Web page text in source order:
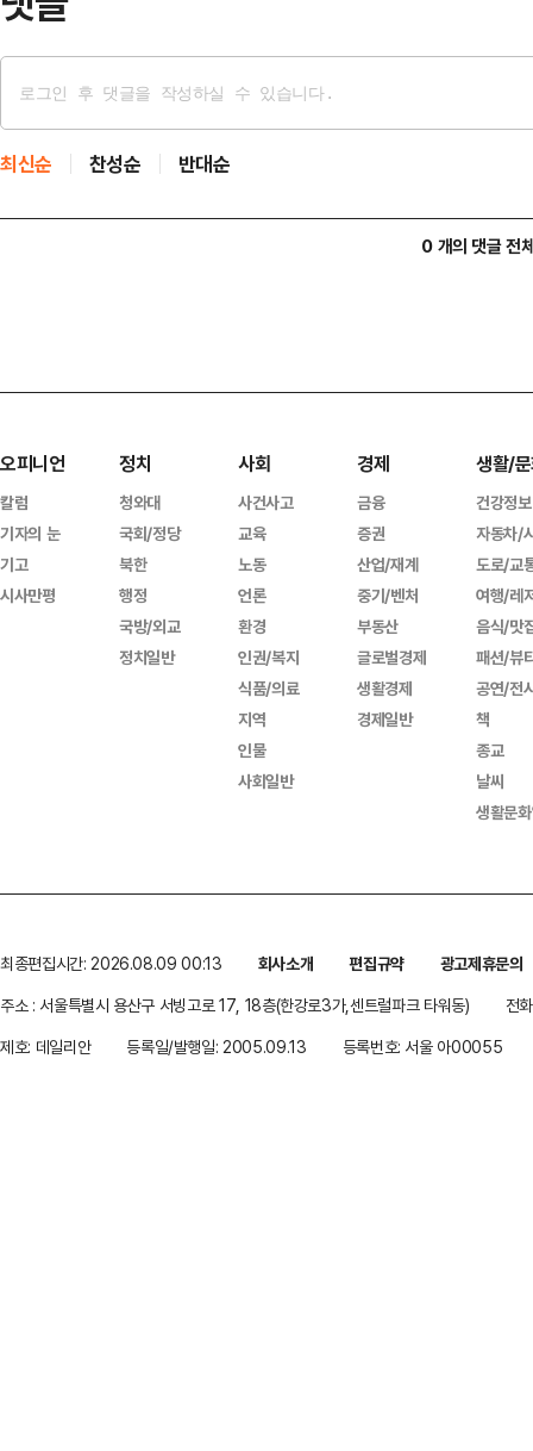
최신순 찬성순 반대순
0 개의 댓글 전
오피니언
칼럼
기자의 눈
기고
시사만평
정치
청와대
국회/정당
북한
행정
국방/외교
정치일반
사회
사건사고
교육
노동
언론
환경
인권/복지
식품/의료
지역
인물
사회일반
경제
금융
증권
산업/재계
중기/벤처
부동산
글로벌경제
생활경제
경제일반
생활/
건강정보
자동차/
도로/교
여행/레
음식/맛
패션/뷰
공연/전
책
종교
날씨
생활문
최종편집시간: 2026.08.09 00:13 회사소개 편집규약
광고제휴문의
주소 : 서울특별시 용산구 서빙고로 17, 18층(한강로3가,센트럴파크 타워동)
전
제호: 데일리안
등록일/발행일: 2005.09.13 등록번호: 서울 아00055